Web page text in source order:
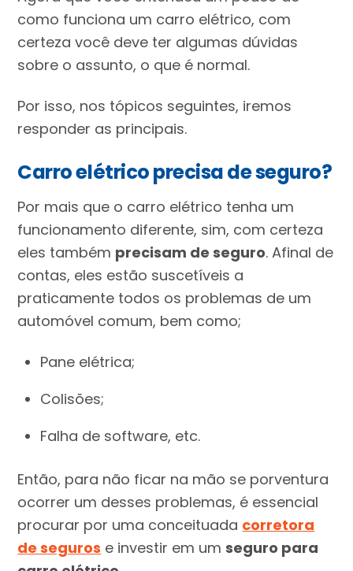
como funciona um carro elétrico, com
certeza você deve ter algumas dúvidas
sobre o assunto, o que é normal.
Por isso, nos tópicos seguintes, iremos
responder as principais.
Carro elétrico precisa de seguro?
Por mais que o carro elétrico tenha um
funcionamento diferente, sim, com certeza
eles também precisam de seguro. Afinal de
contas, eles estão suscetíveis a
praticamente todos os problemas de um
automóvel comum, bem como;
Pane elétrica;
Colisões;
Falha de software, etc.
Então, para não ficar na mão se porventura
ocorrer um desses problemas, é essencial
procurar por uma conceituada corretora
de seguros e investir em umseguro para